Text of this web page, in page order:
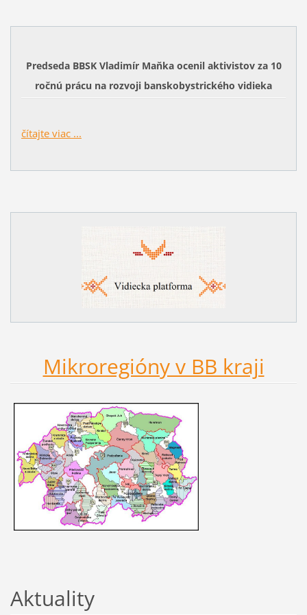
Predseda BBSK Vladimír Maňka ocenil aktivistov za 10
ročnú prácu na rozvoji banskobystrického vidieka
čítajte viac ...
Mikroregióny v BB kraji
Aktuality